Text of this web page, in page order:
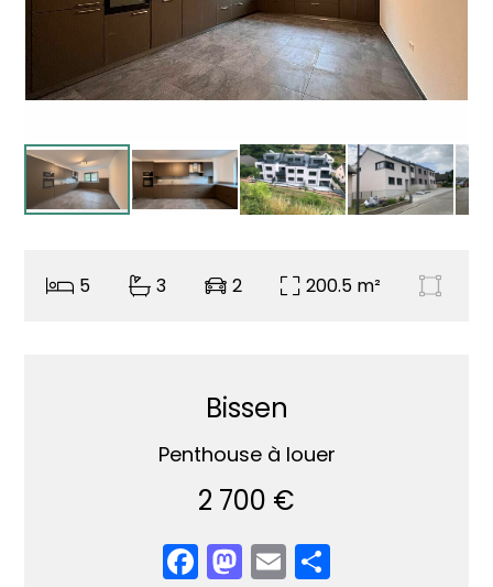
5 3 2 200.5 m²
Bissen
Penthouse à louer
2 700 €
Facebook
Mastodon
Email